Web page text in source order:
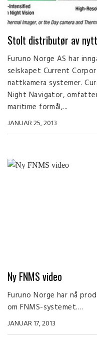
Stolt distributør av
Furuno Norge AS har
selskapet Current
nattkamera systemer.
Night Navigator,
maritime formål,...
JANUAR 25, 2013
Ny FNMS video
Furuno Norge har nå
om FNMS-systemet....
JANUAR 17, 2013